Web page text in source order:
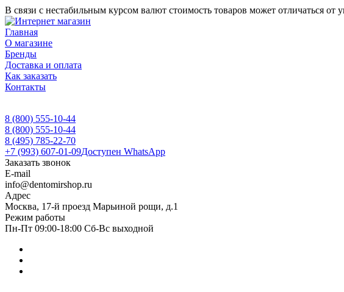
В связи с нестабильным курсом валют стоимость товаров может отличаться
Главная
О магазине
Бренды
Доставка и оплата
Как заказать
Контакты
8 (800) 555-10-44
8 (800) 555-10-44
8 (495) 785-22-70
+7 (993) 607-01-09Доступен WhatsApp
Заказать звонок
E-mail
info@dentomirshop.ru
Адрес
Москва, 17-й проезд Марьиной рощи, д.1
Режим работы
Пн-Пт 09:00-18:00 Сб-Вс выходной